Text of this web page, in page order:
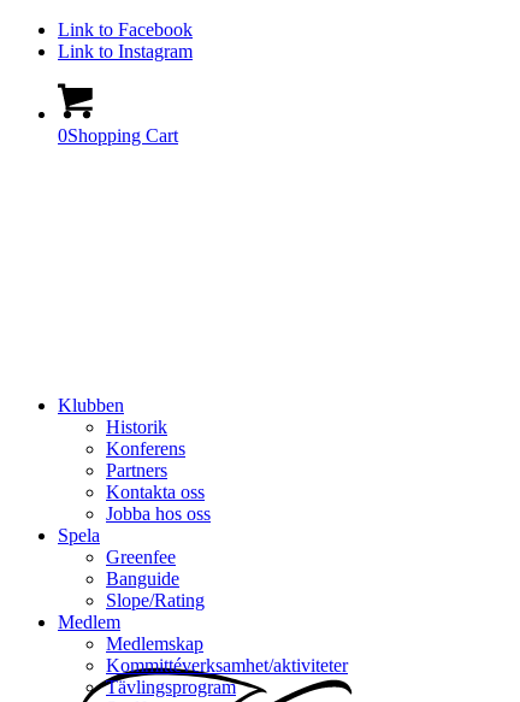
Link to Facebook
Link to Instagram
0Shopping Cart
Klubben
Historik
Konferens
Partners
Kontakta oss
Jobba hos oss
Spela
Greenfee
Banguide
Slope/Rating
Medlem
Medlemskap
Kommittéverksamhet/aktiviteter
Tävlingsprogram